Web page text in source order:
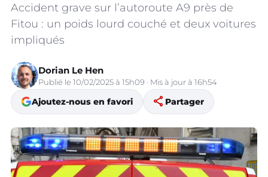
Accident grave sur l’autoroute A9 près de
Fitou : un poids lourd couché et deux voitures
impliqués
Dorian Le Hen
Publié le 10/02/2025 à 15h09 · Mis à jour à 16h54
Ajoutez-nous en favori share Partager